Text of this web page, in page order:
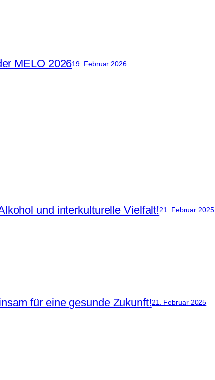
MELO 202619. Februar 2026
und interkulturelle Vielfalt!21. Februar 2025
für eine gesunde Zukunft!21. Februar 2025